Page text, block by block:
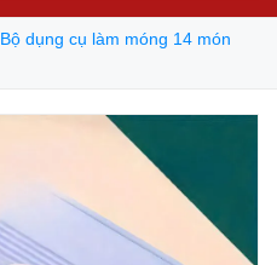
Bộ dụng cụ làm móng 14 món